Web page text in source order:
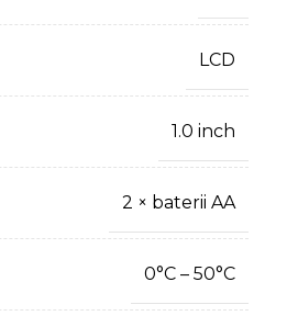
LCD
1.0 inch
2 × baterii AA
0°C – 50°C